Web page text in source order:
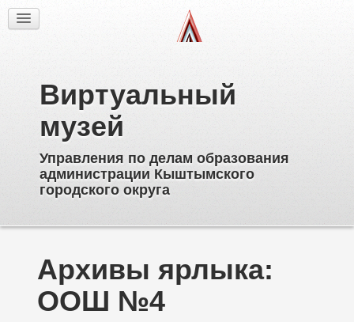
Виртуальный
музей
Управления по делам образования
администрации Кыштымского
городского округа
Об образовательных учреждениях
Директора
Ветераны образования
Известные выпускники
Пионерское движение
Архивы ярлыка:
ООШ №4